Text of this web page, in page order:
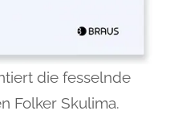
die fesselnde
Folker Skulima.